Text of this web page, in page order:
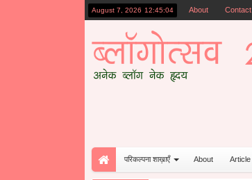
August 7, 2026 12:45:06 About Contact
परिकल्पना शाख़ाएँ About Article